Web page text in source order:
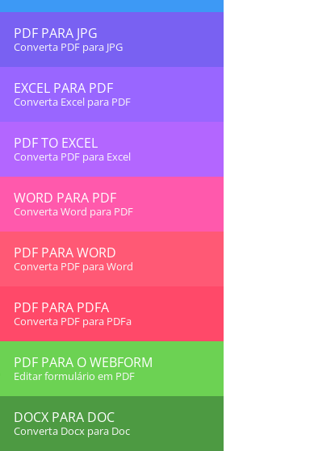
PDF PARA JPG
Converta PDF para JPG
EXCEL PARA PDF
Converta Excel para PDF
PDF TO EXCEL
Converta PDF para Excel
WORD PARA PDF
Converta Word para PDF
PDF PARA WORD
Converta PDF para Word
PDF PARA PDFA
Converta PDF para PDFa
PDF PARA O WEBFORM
Editar formulário em PDF
DOCX PARA DOC
Converta Docx para Doc